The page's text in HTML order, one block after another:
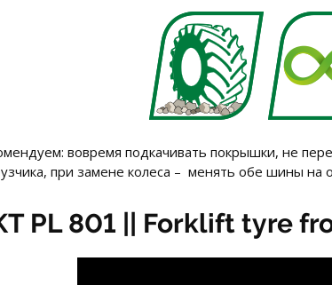
вовремя подкачивать покрышки, не
при замене колеса – менять обе шины на
PL 801 || Forklift tyre